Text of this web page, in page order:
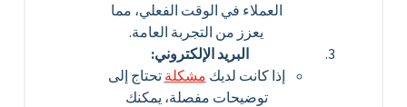
العملاء في الوقت الفعلي، مما
يعزز من التجربة العامة.
البريد الإلكتروني:
إذا كانت لديكمشكلةتحتاج إلى
توضيحات مفصلة، يمكنك